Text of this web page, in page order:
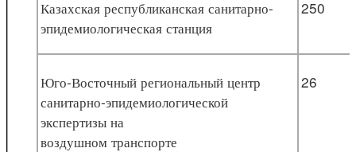
Казахская республиканская санитарно-
эпидемиологическая станция
250
Юго-Восточный региональный центр
санитарно-эпидемиологической
экспертизы на
воздушном транспорте
26